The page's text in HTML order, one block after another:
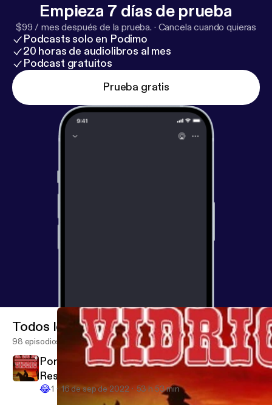
Empieza 7 días de prueba
$99 / mes después de la prueba. · Cancela cuando quieras
Podcasts solo en Podimo
20 horas de audiolibros al mes
Podcast gratuitos
Prueba gratis
Todos los episodios
98 episodios
Porfirio Cadena El ojo De Vidrio En El
Resucitado Completa Audio Mejorado
😂1 16 de sep de 2022 53 h 53 min